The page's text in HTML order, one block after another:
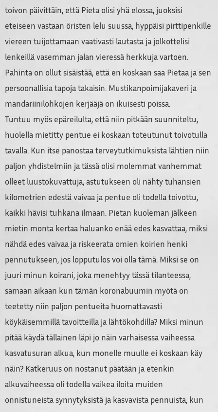
toivon päivittäin, että Pieta olisi yhä elossa, juoksisi
eteiseen vastaan öristen lelu suussa, hyppäisi pirttipenkille
viereen tuijottamaan vaativasti lautasta ja jolkottelisi
lenkeillä vasemman jalan vieressä herkkuja vartoen.
Pahinta on ollut sisäistää, että en koskaan saa Pietaa ja sen
persoonallisia tapoja takaisin. Mustikanpoimijakaveri ja
mandariinilohkojen kerjääjä on ikuisesti poissa.
Tuntuu myös epäreilulta, että niin pitkään suunniteltu,
huolella mietitty pentue ei koskaan toteutunut toivotulla
tavalla. Kun itse panostaa terveytutkimuksista lähtien niin
paljon yhdistelmiin ja tässä olisi molemmat vanhemmat
olleet luustokuvattuja, astutukseen oli nähty tuhansien
kilometrien edestä vaivaa ja pentue oli todella toivottu,
kaikki hävisi tuhkana ilmaan. Pietan kuoleman jälkeen
mietin monta kertaa haluanko enää edes kasvattaa, miksi
nähdä edes vaivaa ja riskeerata omien koirien henki
pennutukseen, jos lopputulos voi olla tämä. Miksi se on
juuri minun koirani, joka menehtyy tässä tilanteessa,
samaan aikaan kun tämän koronabuumin myötä on
teetetty niin paljon pentueita huomattavasti
köykäisemmillä tavoitteilla ja lähtökohdilla? Miksi minun
pitää käydä tällainen läpi jo näin varhaisessa vaiheessa
kasvatusuran alkua, kun monelle muulle ei koskaan käy
näin? Katkeruus on nostanut päätään ja etenkin
alkuvaiheessa oli todella vaikea iloita muiden
onnistuneista synnytyksistä ja kasvavista pennuista, kun